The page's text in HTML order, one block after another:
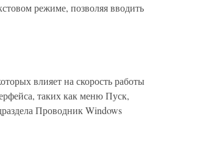
режиме, позволяя вводить
влияет на скорость работы
таких как меню Пуск,
Проводник Windows